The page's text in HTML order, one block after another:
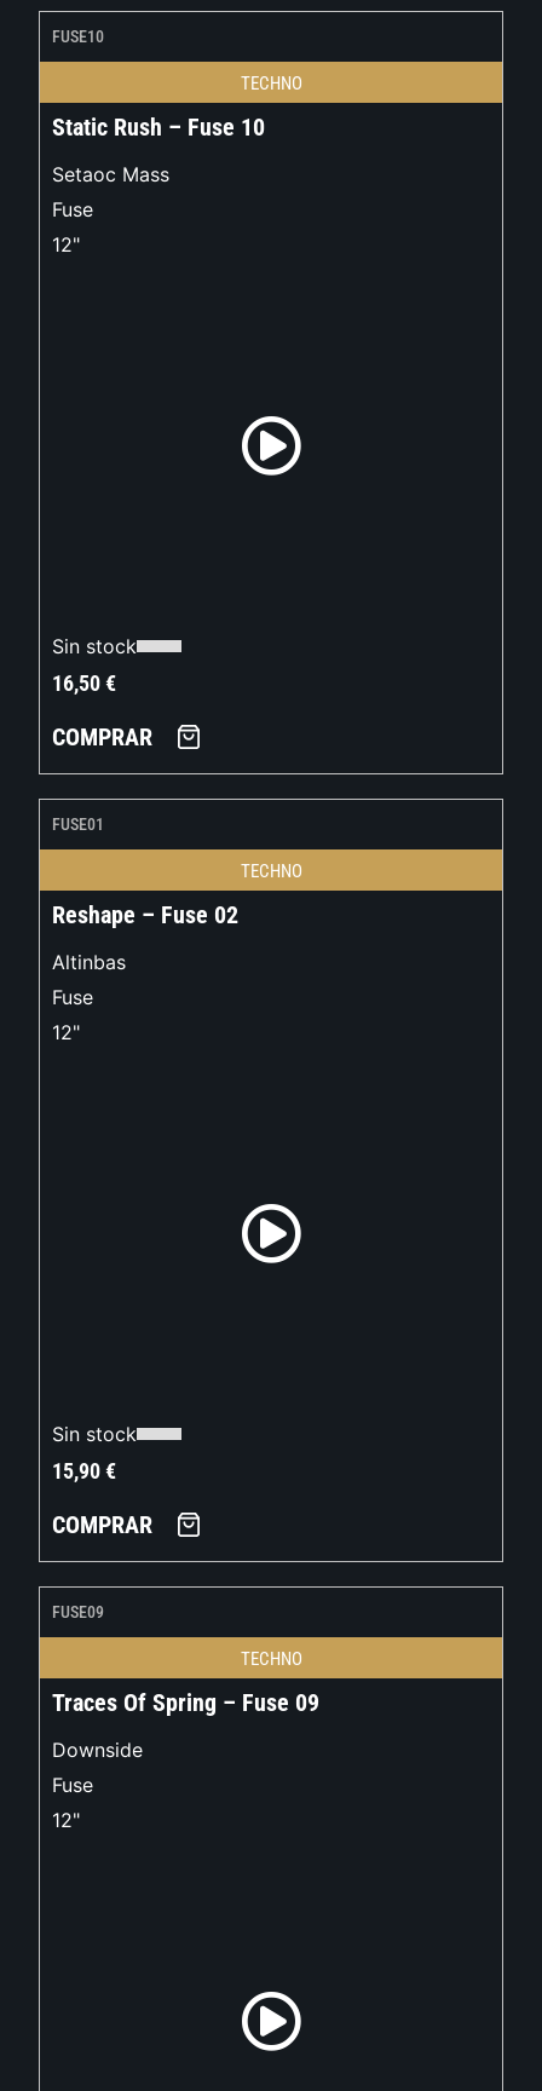
FUSE10
TECHNO
Static Rush – Fuse 10
Setaoc Mass
Fuse
12"
Sin stock
16,50€
COMPRAR
FUSE01
TECHNO
Reshape – Fuse 02
Altinbas
Fuse
12"
Sin stock
15,90€
COMPRAR
FUSE09
TECHNO
Traces Of Spring – Fuse 09
Downside
Fuse
12"